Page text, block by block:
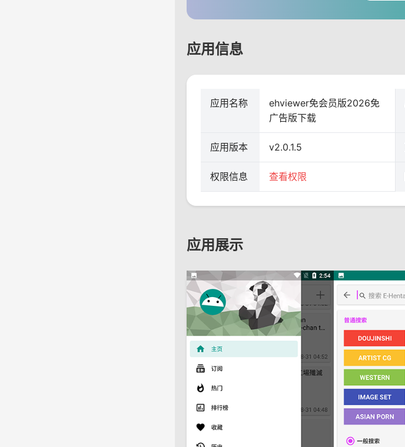
应用信息
应用名称
ehviewer免会员版2026免
广告版下载
应用版本 v2.0.1.5
权限信息 查看权限
应用展示